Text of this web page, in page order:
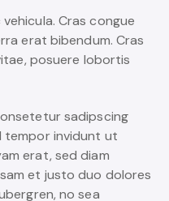
Cras congue
erat bibendum. Cras
posuere lobortis
sadipscing
tempor invidunt ut
erat, sed diam
et justo duo dolores
no sea